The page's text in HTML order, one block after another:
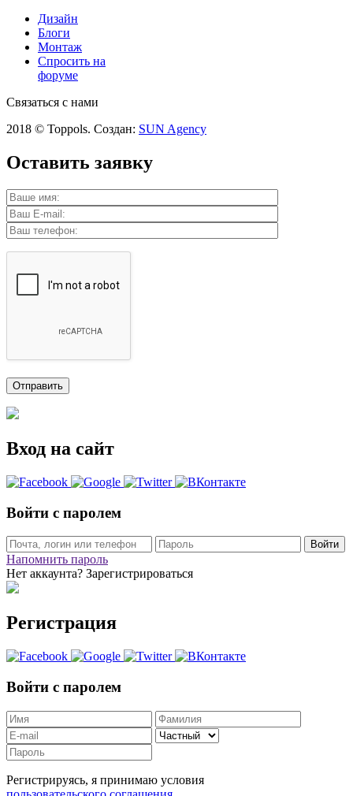
Дизайн
Блоги
Монтаж
Спросить на
форуме
Связаться с нами
2018 © Toppols. Создан: SUN Agency
Оставить заявку
Вход на сайт
Войти с паролем
Войти
Напомнить пароль
Нет аккаунта? Зарегистрироваться
Регистрация
Войти с паролем
Регистрируясь, я принимаю условия